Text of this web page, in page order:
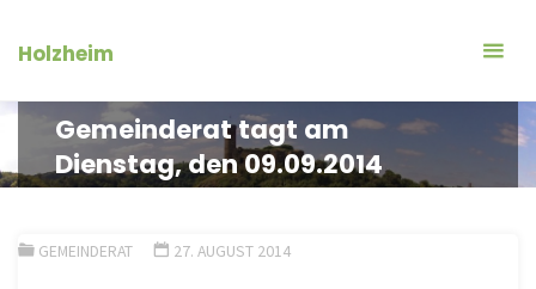
InhaltHolzheim
Gemeinderat tagt am
Dienstag, den 09.09.2014
GEMEINDERAT 27. AUGUST 2014